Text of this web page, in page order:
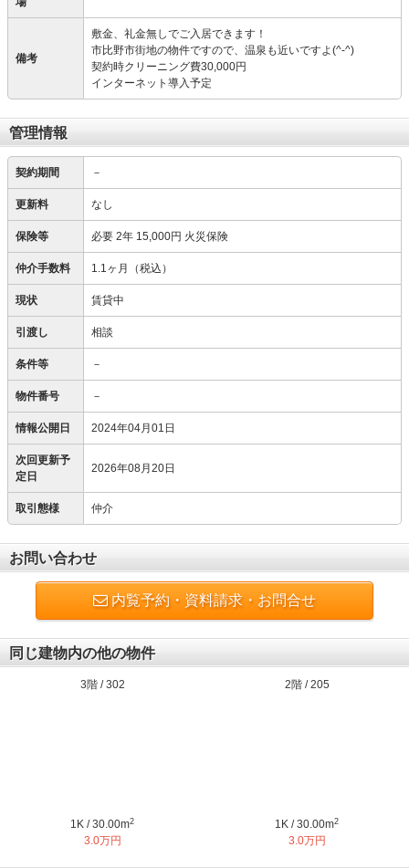
備考
敷金、礼金無しでご入居できます！
市比野市街地の物件ですので、温泉も近いですよ(^-^)
契約時クリーニング費30,000円
インターネット導入予定
管理情報
契約期間 －
更新料 なし
保険等 必要 2年 15,000円 火災保険
仲介手数料 1.1ヶ月（税込）
現状 賃貸中
引渡し 相談
条件等 －
物件番号 －
情報公開日 2024年04月01日
次回更新予
定日
2026年08月20日
取引態様 仲介
お問い合わせ
内覧予約・資料請求・お問合せ
同じ建物内の他の物件
3階 / 302
1K / 30.00m2
3.0万円
2階 / 205
1K / 30.00m2
3.0万円